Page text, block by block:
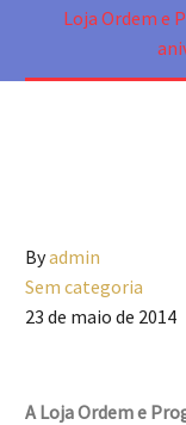
Loja Ordem e
Byadmin
Sem categoria
23 de maio de 2014
A Loja Ordem e